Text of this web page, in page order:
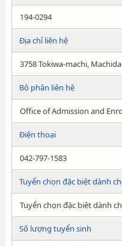
194-0294
Địa chỉ liên hệ
3758 Tokiwa-machi,
Bộ phận liên hệ
Office of Admission and
Điện thoại
042-797-1583
Tuyển chọn đặc biệt dành
Tuyển chọn đặc biệt dành
Số lượng tuyển sinh